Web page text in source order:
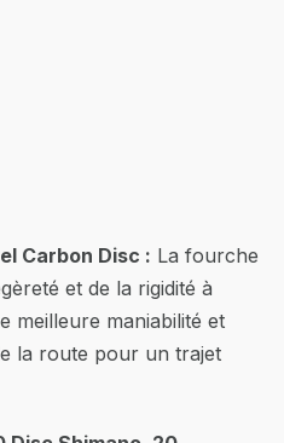
Carbon Disc : La fourche
et de la rigidité à
meilleure maniabilité et
la route pour un trajet